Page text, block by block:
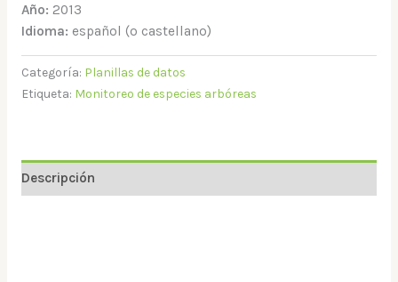
Año: 2013
Idioma: español (o castellano)
Categoría: Planillas de datos
Etiqueta: Monitoreo de especies arbóreas
Descripción